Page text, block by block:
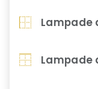
Lampade